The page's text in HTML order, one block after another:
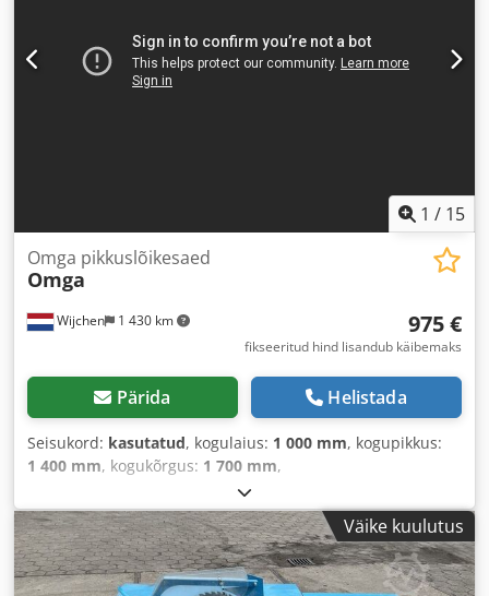
1 / 15
Wijchen 1 430 km
Omga pikkuslõikesaed
Omga
975 €
fikseeritud hind lisandub käibemaks
Pärida Helistada
Seisukord: kasutatud, kogulaius: 1 000 mm, kogupikkus:
1 400 mm, kogukõrgus: 1 700 mm,
Väike kuulutus